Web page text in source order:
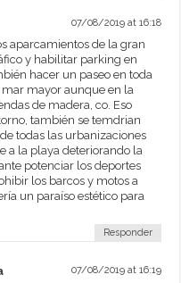
07/08/2019 at 16:18
aparcamientos de la gran
y habilitar parking en
hacer un paseo en toda
mayor aunque en la
de madera, co. Eso
también se temdrian
todas las urbanizaciones
a la playa deteriorando la
potenciar los deportes
los barcos y motos a
un paraíso estético para
Responder
07/08/2019 at 16:19